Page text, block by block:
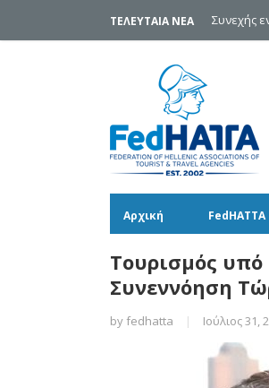
ΤΕΛΕΥΤΑΙΑ ΝΕΑ Συνεχής
Αρχική FedHATTA
Τουρισμός υπό
Συνεννόηση
by fedhatta | Ιούλιος 31,